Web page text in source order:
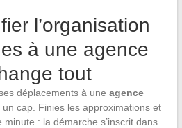
l’organisation
à une agence
tout
déplacements à une agence
un cap. Finies les approximations et
: la démarche s’inscrit dans